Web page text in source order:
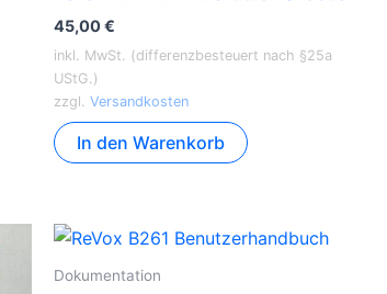
45,00€
inkl. MwSt. (differenzbesteuert nach §25a
UStG.)
zzgl. Versandkosten
In den Warenkorb
Dokumentation